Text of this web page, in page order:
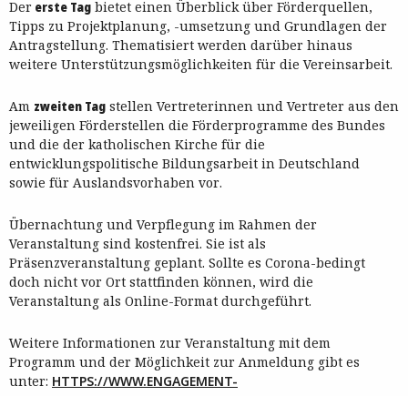
Der erste Tag bietet einen Überblick über Förderquellen,
Tipps zu Projektplanung, -umsetzung und Grundlagen der
Antragstellung. Thematisiert werden darüber hinaus
weitere Unterstützungsmöglichkeiten für die Vereinsarbeit.
Am zweiten Tag stellen Vertreterinnen und Vertreter aus den
jeweiligen Förderstellen die Förderprogramme des Bundes
und die der katholischen Kirche für die
entwicklungspolitische Bildungsarbeit in Deutschland
sowie für Auslandsvorhaben vor.
Übernachtung und Verpflegung im Rahmen der
Veranstaltung sind kostenfrei. Sie ist als
Präsenzveranstaltung geplant. Sollte es Corona-bedingt
doch nicht vor Ort stattfinden können, wird die
Veranstaltung als Online-Format durchgeführt.
Weitere Informationen zur Veranstaltung mit dem
Programm und der Möglichkeit zur Anmeldung gibt es
unter: HTTPS://WWW.ENGAGEMENT-